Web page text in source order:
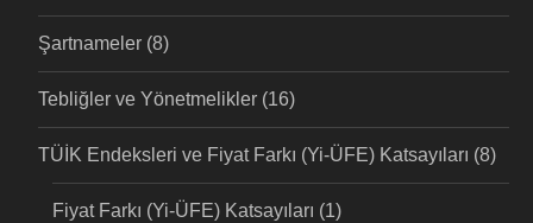
Şartnameler (8)
Tebliğler ve Yönetmelikler (16)
TÜİK Endeksleri ve Fiyat Farkı (Yi-ÜFE) Katsayıları (8)
Fiyat Farkı (Yi-ÜFE) Katsayıları (1)